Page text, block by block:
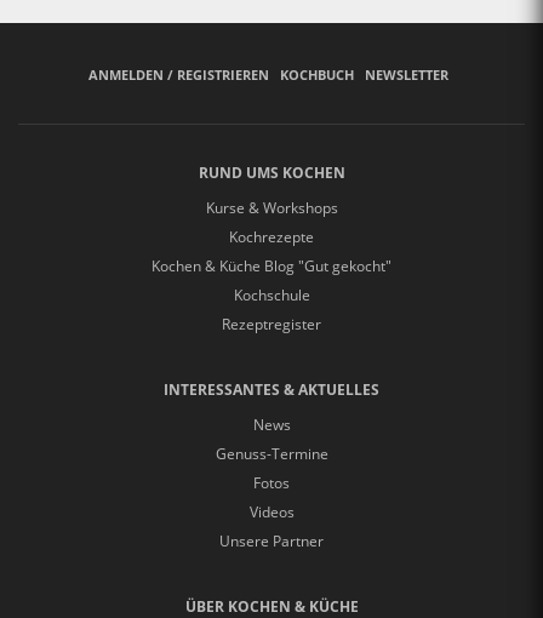
ANMELDEN / REGISTRIEREN KOCHBUCH NEWSLETTER
RUND UMS KOCHEN
Kurse & Workshops
Kochrezepte
Kochen & Küche Blog "Gut gekocht"
Kochschule
Rezeptregister
INTERESSANTES & AKTUELLES
News
Genuss-Termine
Fotos
Videos
Unsere Partner
ÜBER KOCHEN & KÜCHE